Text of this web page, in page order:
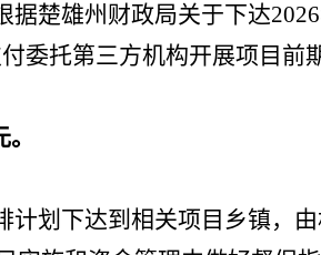
据楚雄州财政局关于下达
委托第三方机构开展项目前
。
划下达到相关项目乡镇，由